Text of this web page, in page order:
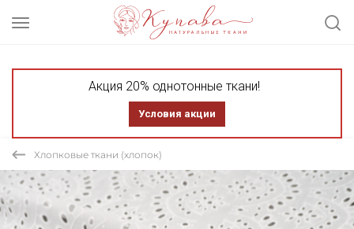
Акция 20% однотонные ткани!
Условия акции
Хлопковые ткани (хлопок)